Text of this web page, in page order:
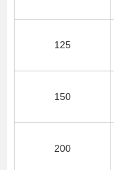
125
150
200